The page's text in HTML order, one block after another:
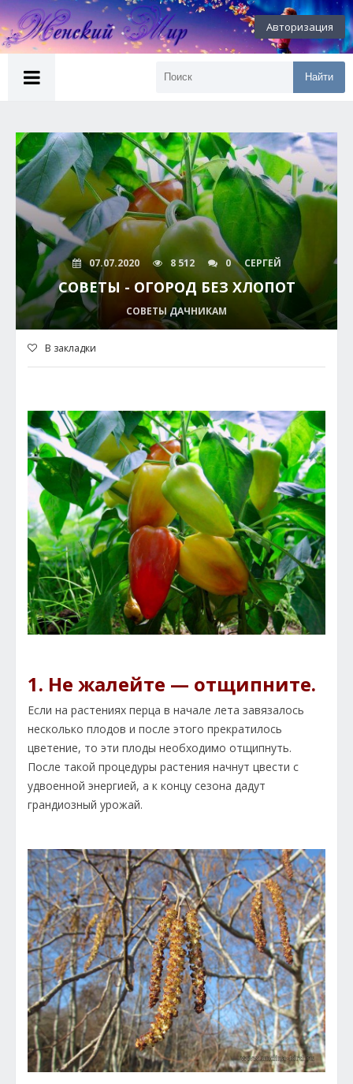
Авторизация
Найти
07.07.2020 8 512 0 СЕРГЕЙ
СОВЕТЫ - ОГОРОД БЕЗ ХЛОПОТ
СОВЕТЫ ДАЧНИКАМ
В закладки
1. Не жалейте — отщипните.
Если на растениях перца в начале лета завязалось
несколько плодов и после этого прекратилось
цветение, то эти плоды необходимо отщипнуть.
После такой процедуры растения начнут цвести с
удвоенной энергией, а к концу сезона дадут
грандиозный урожай.